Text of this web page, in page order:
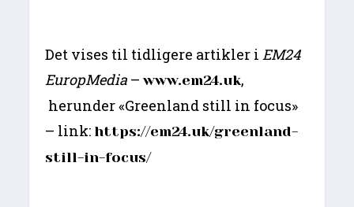
Det vises til tidligere artikler i EM24
EuropMedia –www.em24.uk,
herunder «Greenland still in focus»
– link: https://em24.uk/greenland-
still-in-focus/